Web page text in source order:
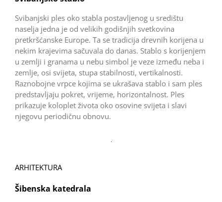
Svibanjski ples oko stabla postavljenog u središtu
naselja jedna je od velikih godišnjih svetkovina
pretkršćanske Europe. Ta se tradicija drevnih korijena u
nekim krajevima sačuvala do danas. Stablo s korijenjem
u zemlji i granama u nebu simbol je veze između neba i
zemlje, osi svijeta, stupa stabilnosti, vertikalnosti.
Raznobojne vrpce kojima se ukrašava stablo i sam ples
predstavljaju pokret, vrijeme, horizontalnost. Ples
prikazuje koloplet života oko osovine svijeta i slavi
njegovu periodičnu obnovu.
ARHITEKTURA
Šibenska katedrala